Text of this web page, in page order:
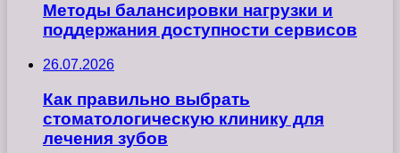
Методы балансировки нагрузки и
поддержания доступности сервисов
26.07.2026
Как правильно выбрать
стоматологическую клинику для
лечения зубов